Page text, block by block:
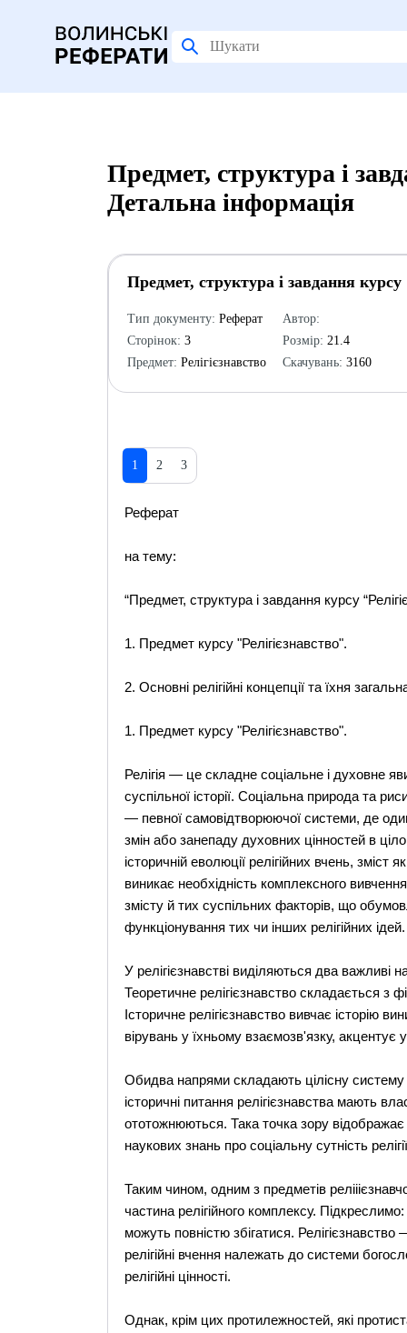
Предмет, структура і
Детальна інформація
Предмет, структура і завдання курсу
Тип документу: Реферат
Сторінок: 3
Предмет: Релігієзнавство
Автор:
Розмір: 21.4
Скачувань: 3160
1 2 3
Реферат
на тему:
“Предмет, структура і завдання курсу
1. Предмет курсу "Релігієзнавство".
2. Основні релігійні концепції та їхня
1. Предмет курсу "Релігієзнавство".
Релігія — це складне соціальне і духовне
суспільної історії. Соціальна природа та
— певної самовідтворюючої системи, де
змін або занепаду духовних цінностей в
історичній еволюції релігійних вчень, зміст
виникає необхідність комплексного
змісту й тих суспільних факторів, що
функціонування тих чи інших релігійних ідей.
У релігієзнавстві виділяються два
Теоретичне релігієзнавство складається з
Історичне релігієзнавство вивчає історію
вірувань у їхньому взаємозв'язку, акцентує
Обидва напрями складають цілісну систему
історичні питання релігієзнавства мають
ототожнюються. Така точка зору відображає
наукових знань про соціальну сутність
Таким чином, одним з предметів
частина релігійного комплексу. Підкреслимо:
можуть повністю збігатися.
релігійні вчення належать до системи
релігійні цінності.
Однак, крім цих протилежностей, які